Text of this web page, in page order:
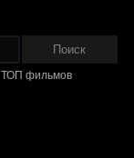
ТОП фильмов